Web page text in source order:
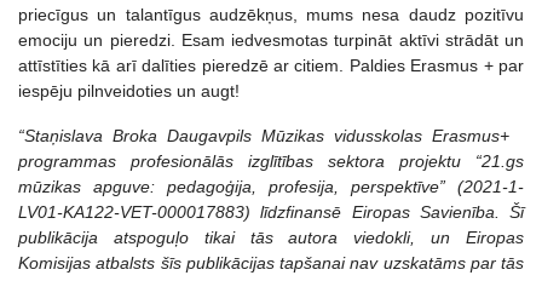
priecīgus un talantīgus audzēkņus, mums nesa daudz pozitīvu
emociju un pieredzi. Esam iedvesmotas turpināt aktīvi strādāt un
attīstīties kā arī dalīties pieredzē ar citiem. Paldies Erasmus + par
iespēju pilnveidoties un augt!
“Staņislava Broka Daugavpils Mūzikas vidusskolas Erasmus+
programmas profesionālās izglītības sektora projektu “21.gs
mūzikas apguve: pedagoģija, profesija, perspektīve” (2021-1-
LV01-KA122-VET-000017883) līdzfinansē Eiropas Savienība. Šī
publikācija atspoguļo tikai tās autora viedokli, un Eiropas
Komisijas atbalsts šīs publikācijas tapšanai nav uzskatāms par tās